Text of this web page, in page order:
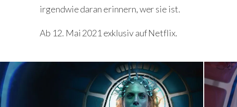
irgendwie daran erinnern, wer sie ist.
Ab 12. Mai 2021 exklusiv auf Netflix.